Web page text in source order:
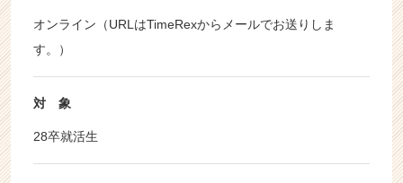
オンライン（URLはTimeRexからメールでお送りしま
す。）
対 象
28卒就活生